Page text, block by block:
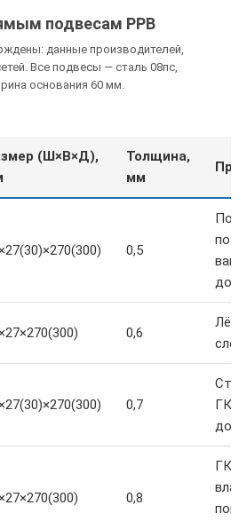
подвесам PPB
данные производителей,
Все подвесы — сталь 08пс,
основания 60 мм.
(Ш×В×Д),
Толщина,
мм
0,5
до
0,6
0,7
ГКЛ,
до
0,8
ГКЛ